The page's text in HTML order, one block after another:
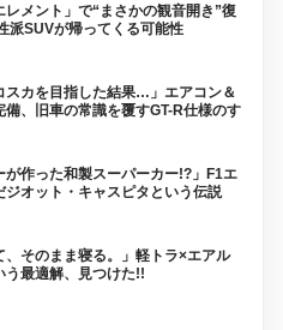
レメント」で“まさかの観音開き”復
派SUVが帰ってくる可能性
スカを目指した結果…」エアコン＆
備、旧車の常識を覆すGT-R仕様のす
が作った和製スーパーカー!?」F1エ
ジオット・キャスピタという伝説
、そのまま寝る。」軽トラ×エアル
う最適解、見つけた!!